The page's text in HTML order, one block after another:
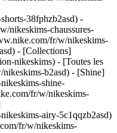
38fphzb2asd) -
nikeskims-chaussures-
fr/w/nikeskims-
- [Collections]
nikeskims) - [Toutes les
b2asd) - [Shine]
shine-
fr/w/nikeskims-
airy-5c1qqzb2asd)
fr/w/nikeskims-